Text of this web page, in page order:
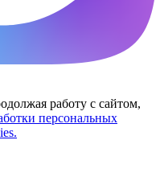
работу с сайтом,
персональных